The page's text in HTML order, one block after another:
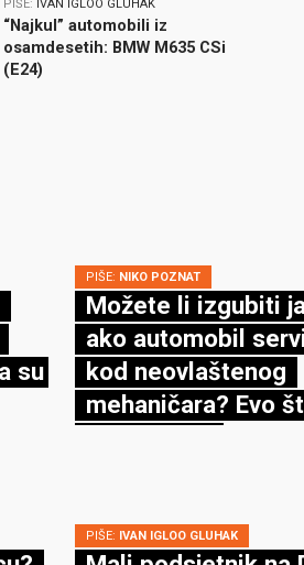
PIŠE: IVAN IGLOO GLUHAK
“Najkul” automobili iz
osamdesetih: BMW M635 CSi
(E24)
su
PIŠE: NIKO POZNAT
Možete li izgubiti
ako automobil
kod neovlaštenog
mehaničara? Evo
PIŠE: IVAN IGLOO GLUHAK